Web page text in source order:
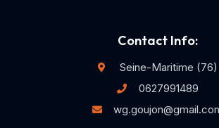
Contact Info:
Seine-Maritime (76)
0627991489